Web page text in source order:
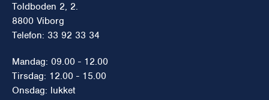
Toldboden 2, 2.
8800 Viborg
Telefon: 33 92 33 34
Mandag: 09.00 - 12.00
Tirsdag: 12.00 - 15.00
Onsdag: lukket